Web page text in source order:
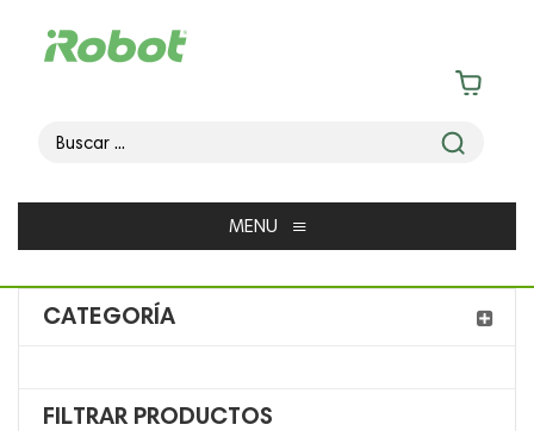
MENU ≡
CATEGORÍA
FILTRAR PRODUCTOS